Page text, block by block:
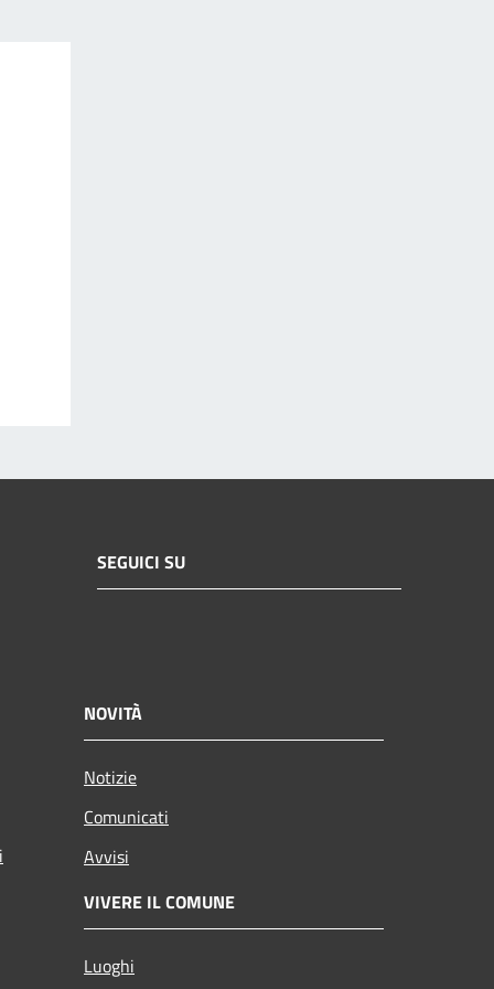
SEGUICI SU
NOVITÀ
Notizie
Comunicati
Avvisi
VIVERE IL COMUNE
Luoghi